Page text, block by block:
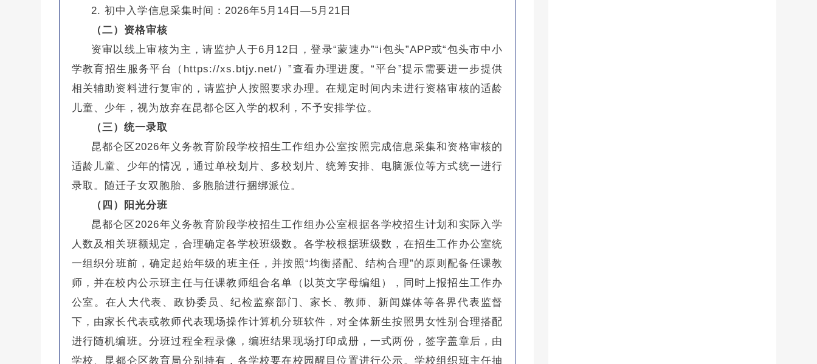
2. 初中入学信息采集时间：2026年5月14日—5月21日
（二）资格审核
资审以线上审核为主，请监护人于6月12日，登录“蒙速办”“i包头”APP或“包头市中小
学教育招生服务平台（https://xs.btjy.net/）”查看办理进度。“平台”提示需要进一步提供
相关辅助资料进行复审的，请监护人按照要求办理。在规定时间内未进行资格审核的适龄
儿童、少年，视为放弃在昆都仑区入学的权利，不予安排学位。
（三）统一录取
昆都仑区2026年义务教育阶段学校招生工作组办公室按照完成信息采集和资格审核的
适龄儿童、少年的情况，通过单校划片、多校划片、统筹安排、电脑派位等方式统一进行
录取。随迁子女双胞胎、多胞胎进行捆绑派位。
（四）阳光分班
昆都仑区2026年义务教育阶段学校招生工作组办公室根据各学校招生计划和实际入学
人数及相关班额规定，合理确定各学校班级数。各学校根据班级数，在招生工作办公室统
一组织分班前，确定起始年级的班主任，并按照“均衡搭配、结构合理”的原则配备任课教
师，并在校内公示班主任与任课教师组合名单（以英文字母编组），同时上报招生工作办
公室。在人大代表、政协委员、纪检监察部门、家长、教师、新闻媒体等各界代表监督
下，由家长代表或教师代表现场操作计算机分班软件，对全体新生按照男女性别合理搭配
进行随机编班。分班过程全程录像，编班结果现场打印成册，一式两份，签字盖章后，由
学校、昆都仑区教育局分别持有，各学校要在校园醒目位置进行公示。学校组织班主任抽